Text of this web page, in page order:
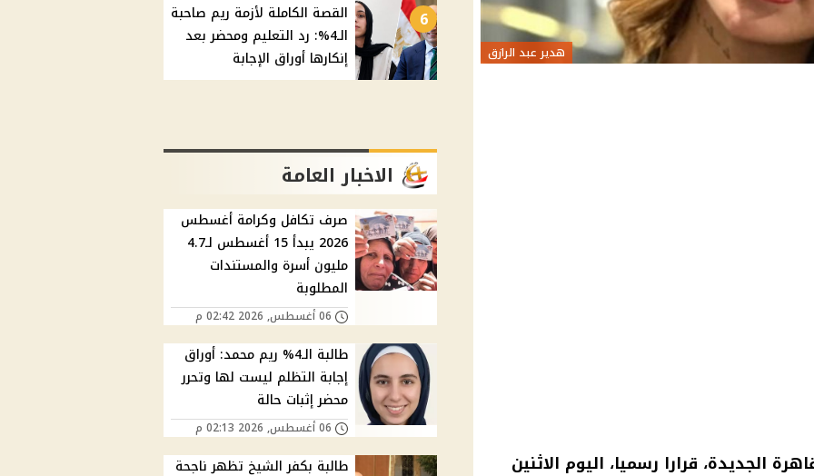
هدير عبد الرازق
الجديدة، قرارا رسميا، اليوم الاثنين
6
القصة الكاملة لأزمة ريم صاحبة
الـ4%: رد التعليم ومحضر بعد
إنكارها أوراق الإجابة
الاخبار العامة
صرف تكافل وكرامة أغسطس
2026 يبدأ 15 أغسطس لـ4.7
مليون أسرة والمستندات
المطلوبة
06 أغسطس, 2026 02:42 م
طالبة الـ4% ريم محمد: أوراق
إجابة التظلم ليست لها وتحرر
محضر إثبات حالة
06 أغسطس, 2026 02:13 م
طالبة بكفر الشيخ تظهر ناجحة